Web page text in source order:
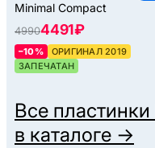
Minimal Compact
49904491 ₽
–10%
ОРИГИНАЛ 2019
ЗАПЕЧАТАН
Все пластинки
в каталоге →